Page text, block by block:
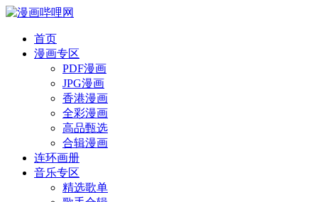
首页
漫画专区
PDF漫画
JPG漫画
香港漫画
全彩漫画
高品甄选
合辑漫画
连环画册
音乐专区
精选歌单